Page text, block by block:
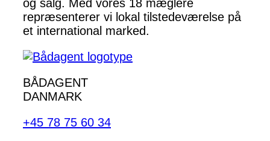
og salg. Med vores 18 mæglere
repræsenterer vi lokal tilstedeværelse på
et international marked.
BÅDAGENT
DANMARK
+45 78 75 60 34